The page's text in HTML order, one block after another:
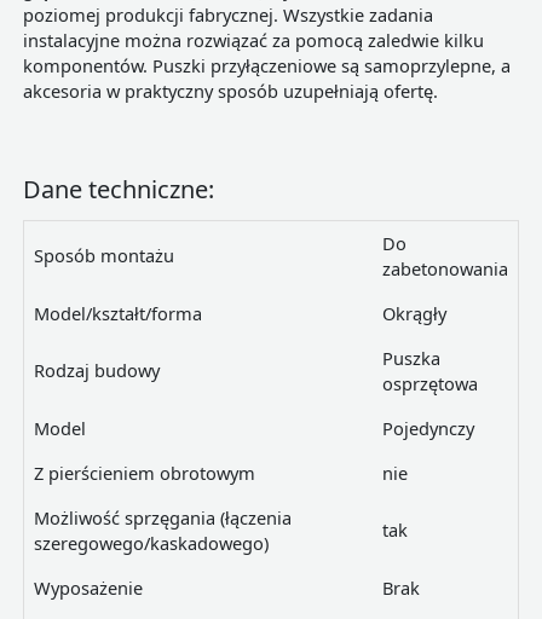
poziomej produkcji fabrycznej. Wszystkie zadania
instalacyjne można rozwiązać za pomocą zaledwie kilku
komponentów. Puszki przyłączeniowe są samoprzylepne, a
akcesoria w praktyczny sposób uzupełniają ofertę.
Dane techniczne:
Sposób montażu
Do
zabetonowania
Model/kształt/forma
Okrągły
Rodzaj budowy
Puszka
osprzętowa
Model
Pojedynczy
Z pierścieniem obrotowym
nie
Możliwość sprzęgania (łączenia
szeregowego/kaskadowego)
tak
Wyposażenie
Brak